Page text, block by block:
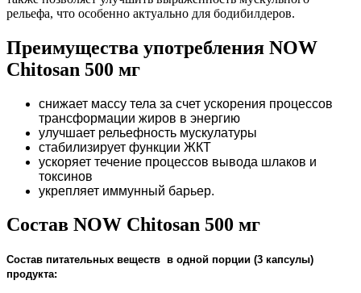
рельефа, что особенно актуально для бодибилдеров.
Преимущества употребления NOW
Chitosan 500 мг
снижает массу тела за счет ускорения процессов
трансформации жиров в энергию
улучшает рельефность мускулатуры
стабилизирует функции ЖКТ
ускоряет течение процессов вывода шлаков и
токсинов
укрепляет иммунный барьер.
Состав NOW Chitosan 500 мг
Состав питательных веществ в одной порции (3 капсулы)
продукта: